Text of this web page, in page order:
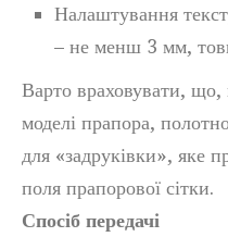
Налаштування
– не менш 3 мм,
Варто враховувати, що,
моделі прапора,
для «задруківки», яке
поля прапорової сітки.
Спосіб передачі